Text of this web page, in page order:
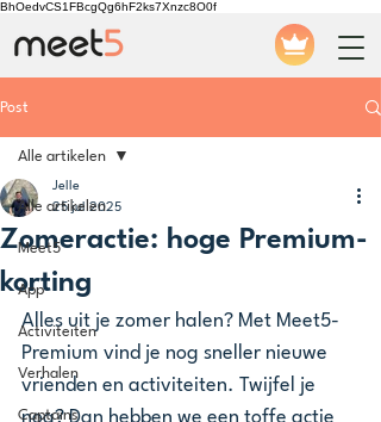
BhOedvCS1FBcgQg6hF2ks7Xnzc8O0f
Post
Alle artikelen
Meet5
App
Activiteiten
Verhalen
Captains
Alle artikelen
Zomeractie: hoge Premium-
korting
Jelle
25 jul 2025
Alles uit je zomer halen? Met Meet5-
Premium vind je nog sneller nieuwe
vrienden en activiteiten. Twijfel je
nog? Dan hebben we een toffe actie